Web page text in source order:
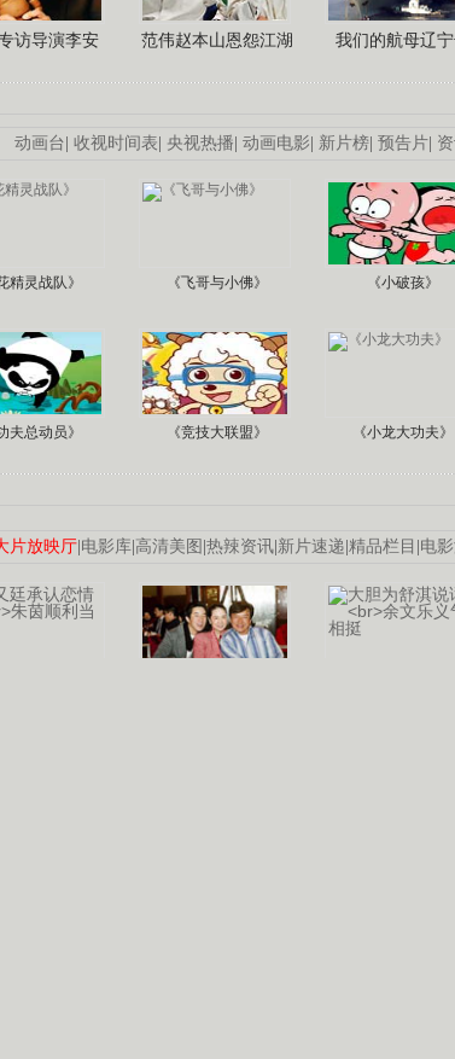
访导演李安 范伟赵本山恩怨江湖 我们的航母辽
动画台| 收视时间表| 央视热播| 动画电影| 新片榜| 预告片|
精灵战队》 《飞哥与小佛》 《小破孩》
夫总动员》 《竞技大联盟》 《小龙大功夫》
片放映厅|电影库|高清美图 |热辣资讯|新片速递|精品栏目 |电